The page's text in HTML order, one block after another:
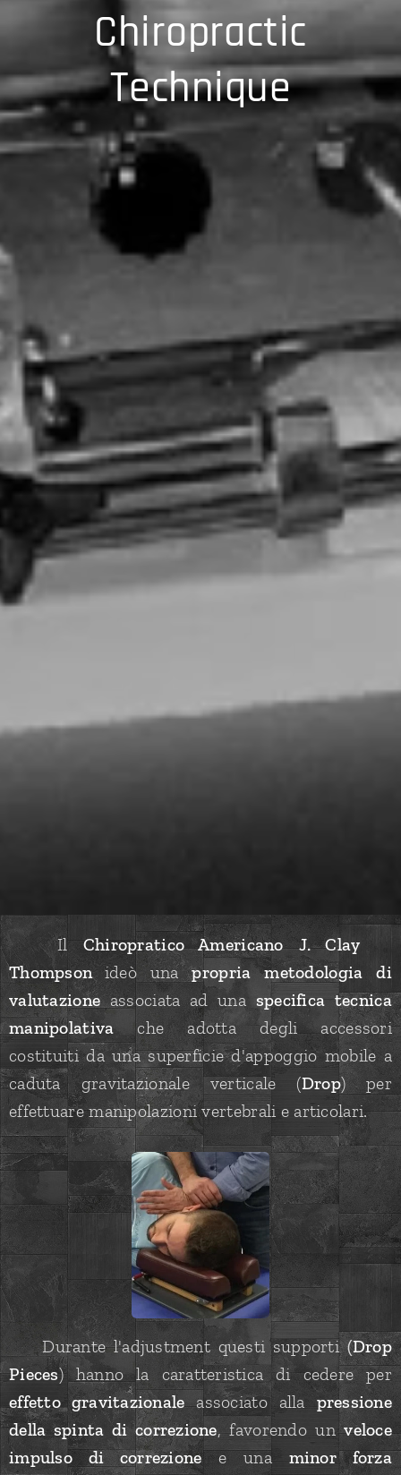
Chiropractic
Technique
👨🏻‍⚕️ Il Chiropratico Americano
J. Clay
Thompson ideò unapropria metodologia
di
valutazioneassociata ad una specifica tecnica
manipolativa che adotta degli accessori
costituiti da una superficie d'appoggio mobile a
caduta gravitazionale verticale (Drop) per
effettuare manipolazioni vertebrali e articolari.
✅ Durante l'adjustment questi supporti(Drop
Pieces) hanno la caratteristica di cedere per
effetto gravitazionaleassociato alla pressione
della spinta di correzione, favorendo unveloce
impulso di correzionee una minor forza